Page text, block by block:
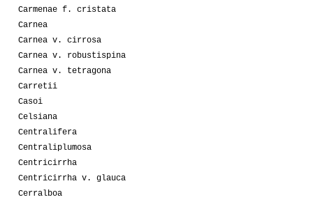
Carmenae f. cristata
Carnea
Carnea v. cirrosa
Carnea v. robustispina
Carnea v. tetragona
Carretii
Casoi
Celsiana
Centralifera
Centraliplumosa
Centricirrha
Centricirrha v. glauca
Cerralboa